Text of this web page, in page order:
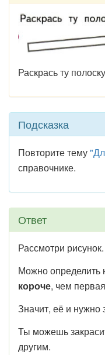
Раскрась ту
Подсказка
Повторите тему
справочнике.
Ответ
Рассмотри рисунок.
Можно определить
короче, чем
Значит, её и нужно
Ты можешь
другим.